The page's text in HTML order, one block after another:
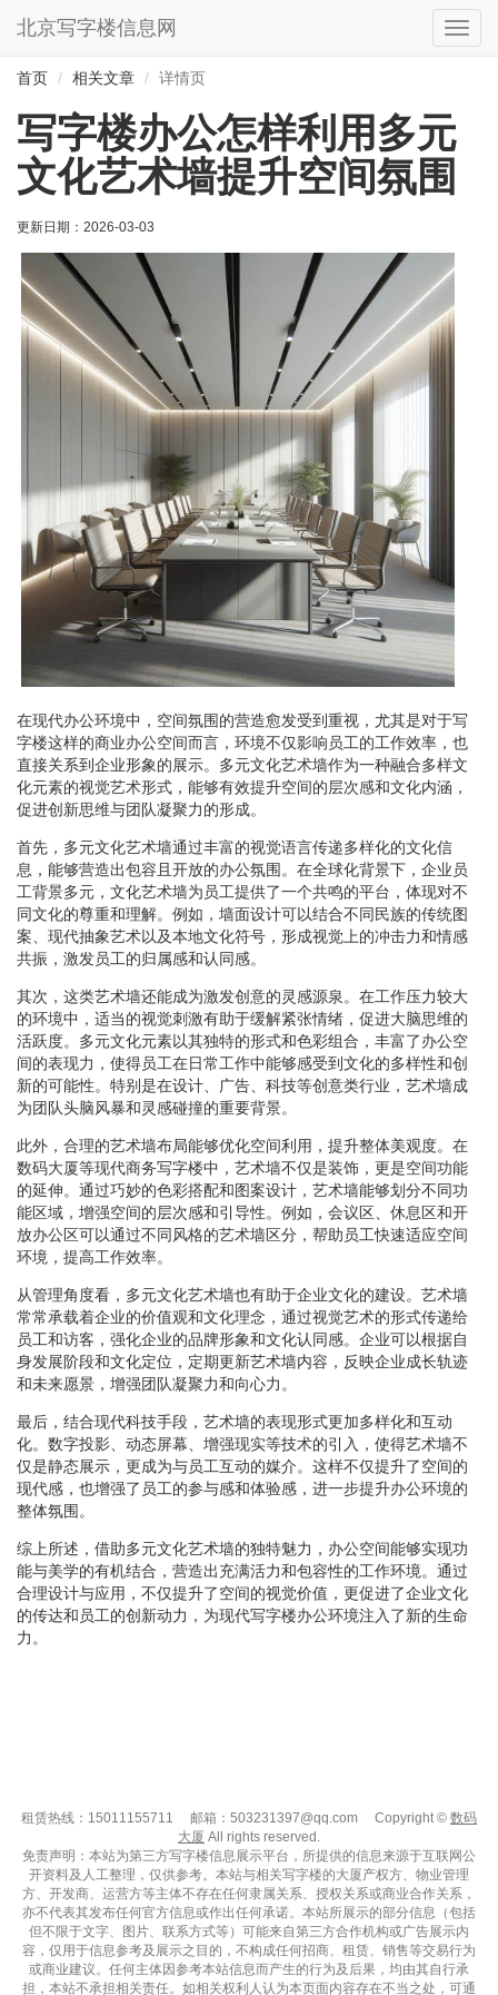
切
换
北京写字楼信息网
首页 相关文章 详情页
写字楼办公怎样利用多元
文化艺术墙提升空间氛围
更新日期： 2026-03-03
在现代办公环境中，空间氛围的营造愈发受到重视，尤其是对于写
字楼这样的商业办公空间而言，环境不仅影响员工的工作效率，也
直接关系到企业形象的展示。多元文化艺术墙作为一种融合多样文
化元素的视觉艺术形式，能够有效提升空间的层次感和文化内涵，
促进创新思维与团队凝聚力的形成。
首先，多元文化艺术墙通过丰富的视觉语言传递多样化的文化信
息，能够营造出包容且开放的办公氛围。在全球化背景下，企业员
工背景多元，文化艺术墙为员工提供了一个共鸣的平台，体现对不
同文化的尊重和理解。例如，墙面设计可以结合不同民族的传统图
案、现代抽象艺术以及本地文化符号，形成视觉上的冲击力和情感
共振，激发员工的归属感和认同感。
其次，这类艺术墙还能成为激发创意的灵感源泉。在工作压力较大
的环境中，适当的视觉刺激有助于缓解紧张情绪，促进大脑思维的
活跃度。多元文化元素以其独特的形式和色彩组合，丰富了办公空
间的表现力，使得员工在日常工作中能够感受到文化的多样性和创
新的可能性。特别是在设计、广告、科技等创意类行业，艺术墙成
为团队头脑风暴和灵感碰撞的重要背景。
此外，合理的艺术墙布局能够优化空间利用，提升整体美观度。在
数码大厦等现代商务写字楼中，艺术墙不仅是装饰，更是空间功能
的延伸。通过巧妙的色彩搭配和图案设计，艺术墙能够划分不同功
能区域，增强空间的层次感和引导性。例如，会议区、休息区和开
放办公区可以通过不同风格的艺术墙区分，帮助员工快速适应空间
环境，提高工作效率。
从管理角度看，多元文化艺术墙也有助于企业文化的建设。艺术墙
常常承载着企业的价值观和文化理念，通过视觉艺术的形式传递给
员工和访客，强化企业的品牌形象和文化认同感。企业可以根据自
身发展阶段和文化定位，定期更新艺术墙内容，反映企业成长轨迹
和未来愿景，增强团队凝聚力和向心力。
最后，结合现代科技手段，艺术墙的表现形式更加多样化和互动
化。数字投影、动态屏幕、增强现实等技术的引入，使得艺术墙不
仅是静态展示，更成为与员工互动的媒介。这样不仅提升了空间的
现代感，也增强了员工的参与感和体验感，进一步提升办公环境的
整体氛围。
综上所述，借助多元文化艺术墙的独特魅力，办公空间能够实现功
能与美学的有机结合，营造出充满活力和包容性的工作环境。通过
合理设计与应用，不仅提升了空间的视觉价值，更促进了企业文化
的传达和员工的创新动力，为现代写字楼办公环境注入了新的生命
力。
租赁热线：15011155711 邮箱：503231397@qq.com Copyright © 数码
大厦 All rights reserved.
免责声明：本站为第三方写字楼信息展示平台，所提供的信息来源于互联网公
开资料及人工整理，仅供参考。本站与相关写字楼的大厦产权方、物业管理
方、开发商、运营方等主体不存在任何隶属关系、授权关系或商业合作关系，
亦不代表其发布任何官方信息或作出任何承诺。本站所展示的部分信息（包括
但不限于文字、图片、联系方式等）可能来自第三方合作机构或广告展示内
容，仅用于信息参考及展示之目的，不构成任何招商、租赁、销售等交易行为
或商业建议。任何主体因参考本站信息而产生的行为及后果，均由其自行承
担，本站不承担相关责任。如相关权利人认为本页面内容存在不当之处，可通